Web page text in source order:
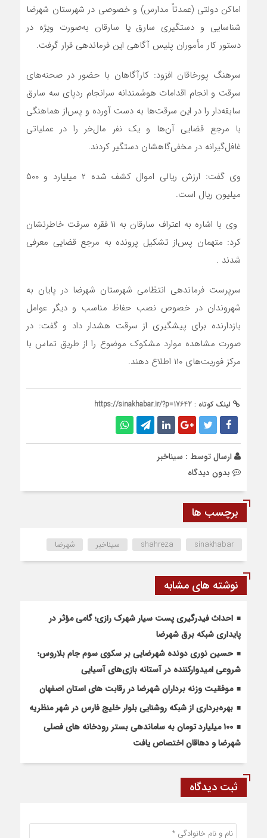
اماکن دولتی (عمدتاً مدارس) و خصوصی در شهرستان شهرضا
شناسایی و دستگیری سارق یا سارقان به‌صورت ویژه در
دستور کار مأموران پلیس آگاهی این فرماندهی قرار گرفت.
سرهنگ پورخاقان افزود: کارآگاهان با حضور در صحنه‌های
سرقت و انجام اقدامات هوشمندانه سرانجام ردپای سه سارق
سابقه‌دار را در این سرقت‌ها به دست آورده و پس‌از هماهنگی
با مرجع قضایی آن‌ها و یک نفر مال‌خر را در عملیاتی
غافل‌گیرانه در مخفی‌گاهشان دستگیر کردند.
وی گفت: ارزش ریالی اموال کشف شده ۲ میلیارد و ۵۰۰
میلیون ریال است.
وی با اشاره به اعتراف سارقان به ۱۱ فقره سرقت خاطرنشان
کرد: متهمان پس‌از تشکیل پرونده به مرجع قضایی معرفی
شدند .
سرپرست فرماندهی انتظامی شهرستان شهرضا در پایان به
شهروندان در خصوص نصب حفاظ مناسب و دیگر عوامل
بازدارنده برای پیشگیری از سرقت هشدار داد و گفت: در
صورت مشاهده موارد مشکوک موضوع را از طریق تماس با
مرکز فوریت‌های ۱۱۰ اطلاع دهند.
لینک کوتاه : https://sinakhabar.ir/?p=17642
ارسال توسط : سیناخبر
بدون دیدگاه
برچسب ها
shahreza sinakhabar سیناخبر شهرضا
نوشته های مشابه
احداث فیدرگیری پست سیار شهرک رازی؛ گامی مؤثر در
پایداری شبکه برق شهرضا
حسین نوری دونده شهرضایی بر سکوی سوم جام بلاروس؛
شروعی امیدوارکننده در آستانه بازی‌های آسیایی
موفقیت وزنه برداران شهرضا در رقابت های استان اصفهان
بهره‌برداری از شبکه روشنایی بلوار خلیج فارس در شهر منظریه
۱۰۰ میلیارد تومان به ساماندهی بستر رودخانه های فصلی
شهرضا و دهاقان اختصاص یافت
ثبت دیدگاه